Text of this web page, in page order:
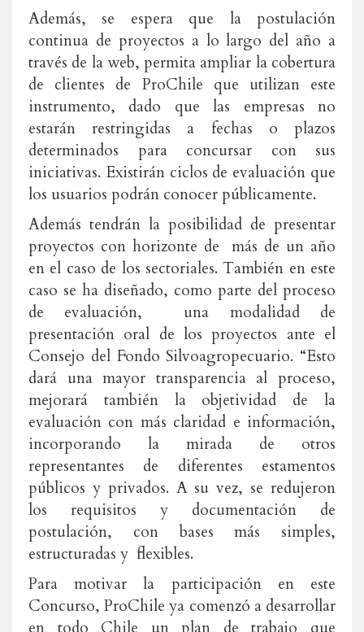
Además, se espera que la postulación
continua de proyectos a lo largo del año a
través de la web, permita ampliar la cobertura
de clientes de ProChile que utilizan este
instrumento, dado que las empresas no
estarán restringidas a fechas o plazos
determinados para concursar con sus
iniciativas. Existirán ciclos de evaluación que
los usuarios podrán conocer públicamente.
Además tendrán la posibilidad de presentar
proyectos con horizonte de más de un año
en el caso de los sectoriales. También en este
caso se ha diseñado, como parte del proceso
de evaluación, una modalidad de
presentación oral de los proyectos ante el
Consejo del Fondo Silvoagropecuario. “Esto
dará una mayor transparencia al proceso,
mejorará también la objetividad de la
evaluación con más claridad e información,
incorporando la mirada de otros
representantes de diferentes estamentos
públicos y privados. A su vez, se redujeron
los requisitos y documentación de
postulación, con bases más simples,
estructuradas y flexibles.
Para motivar la participación en este
Concurso, ProChile ya comenzó a desarrollar